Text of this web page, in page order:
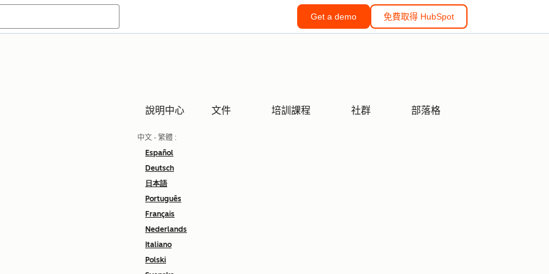
Get a demo 免費取得 HubSpot
說明中心 文件 培訓課程 社群 部落格
中文 - 繁體 :
Español
Deutsch
日本語
Português
Français
Nederlands
Italiano
Polski